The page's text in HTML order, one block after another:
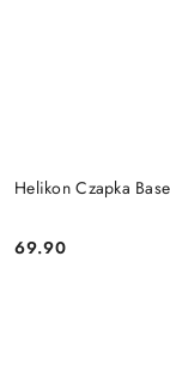
Helikon Czapka
Cena:
69.90